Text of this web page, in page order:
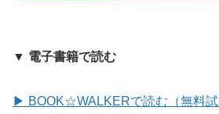
▼ 電子書籍で読む
▶ BOOK☆WALKERで読む（無料試